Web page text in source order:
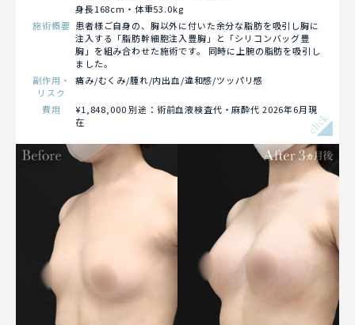
身長168cm・体重53.0kg
施術概要 患者様ご自身の、胸以外に付いた余分な脂肪を吸引し胸に
注入する「脂肪幹細胞注入豊胸」と「シリコンバッグ豊
胸」を組み合わせた施術です。 同時に上腕の脂肪を吸引し
ました。
副作用・
リスク
痛み/むくみ/腫れ/内出血/違和感/ツッパリ感
費用
¥1,848,000 別途：術前血液検査代・麻酔代 2026年6月現
在
click